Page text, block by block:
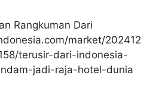
Rangkuman Dari
market/202412
terusir-dari-indonesia-
jadi-raja-hotel-dunia